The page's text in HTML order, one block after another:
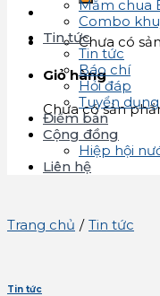
Chưa có
Giỏ hàng
Chưa có sản
Mắm chua
Combo
Tin tức
Tin tức
Báo chí
Hỏi đáp
Tuyển dụng
Điểm bán
Cộng đồng
Hiệp hội
Liên hệ
Trang chủ / Tin tức
Tin tức